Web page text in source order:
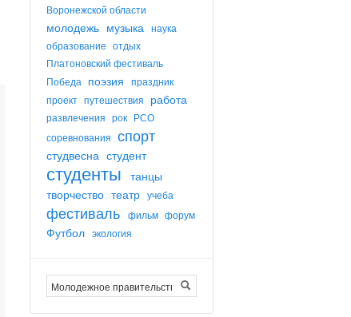
Воронежской области
молодежь музыка наука
образование отдых
Платоновский фестиваль
Победа поэзия праздник
проект путешествия работа
развлечения рок РСО
соревнования спорт
студвесна студент
студенты танцы
творчество театр учеба
фестиваль фильм форум
Футбол экология